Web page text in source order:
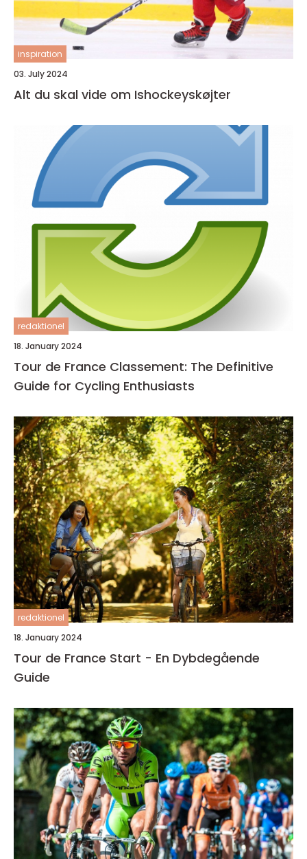
inspiration
03. July 2024
Alt du skal vide om Ishockeyskøjter
redaktionel
18. January 2024
Tour de France Classement: The Definitive
Guide for Cycling Enthusiasts
redaktionel
18. January 2024
Tour de France Start - En Dybdegående
Guide